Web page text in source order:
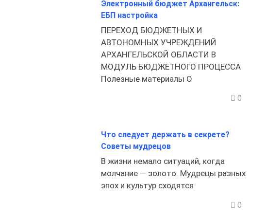
Электронный бюджет Архангельск:
ЕБП настройка
ПЕРЕХОД БЮДЖЕТНЫХ И
АВТОНОМНЫХ УЧРЕЖДЕНИЙ
АРХАНГЕЛЬСКОЙ ОБЛАСТИ В
МОДУЛЬ БЮДЖЕТНОГО ПРОЦЕССА
Полезные материалы О
0
Что следует держать в секрете?
Советы мудрецов
В жизни немало ситуаций, когда
молчание — золото. Мудрецы разных
эпох и культур сходятся
0